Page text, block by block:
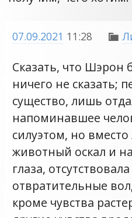
07.09.2021 11:28 
Сказать, что Шэрон
ничего не сказать;
существо, лишь
напоминавшее
силуэтом, но
животный оскал и
глаза,
отвратительные
кроме чувства